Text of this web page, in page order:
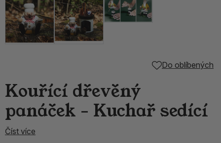
Do oblíbených
Kouřící dřevěný
panáček - Kuchař sedící
Číst více